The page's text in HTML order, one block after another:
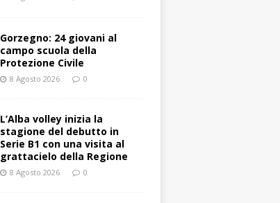
Gorzegno: 24 giovani al
campo scuola della
Protezione Civile
8 Agosto 2026 0
L’Alba volley inizia la
stagione del debutto in
Serie B1 con una visita al
grattacielo della Regione
8 Agosto 2026 0